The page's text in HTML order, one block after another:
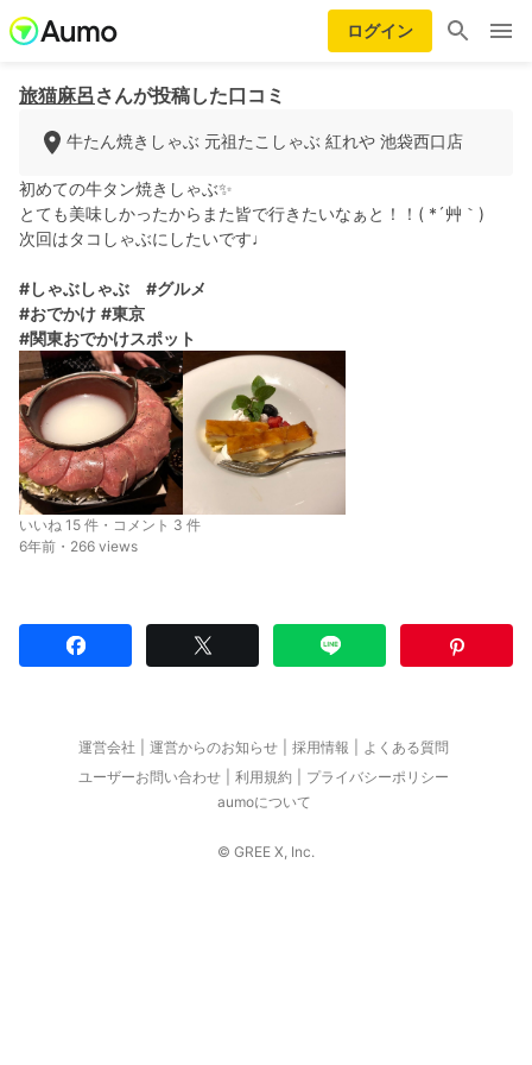
ログイン
旅猫麻呂さんが投稿した口コミ
牛たん焼きしゃぶ 元祖たこしゃぶ 紅れや 池袋西口店
初めての牛タン焼きしゃぶ✨
とても美味しかったからまた皆で行きたいなぁと！！( *´艸｀)
次回はタコしゃぶにしたいです♩
#しゃぶしゃぶ
#グルメ
#おでかけ #東京
#関東おでかけスポット
いいね 15 件・コメント 3 件
6年前・266 views
運営会社 運営からのお知らせ 採用情報
よくある質問
ユーザーお問い合わせ
利用規約
プライバシーポリシー
aumoについて
© GREE X, Inc.